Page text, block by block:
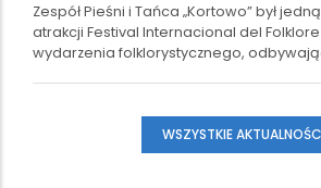
Zespół Pieśni i Tańca „Kortowo” był
atrakcji Festival Internacional del
wydarzenia folklorystycznego,
WSZYSTKIE